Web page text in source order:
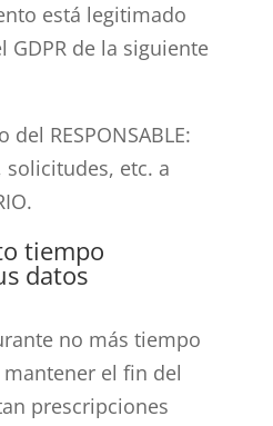
está legitimado
de la siguiente
RESPONSABLE:
etc. a
tiempo
datos
no más tiempo
el fin del
prescripciones